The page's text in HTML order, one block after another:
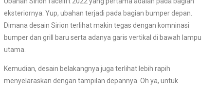
eksteriornya. Yup, ubahan terjadi pada bagian bumper depan.
Dimana desain Sirion terlihat makin tegas dengan komninasi
bumper dan grill baru serta adanya garis vertikal di bawah lampu
utama.
Kemudian, desain belakangnya juga terlihat lebih rapih
menyelaraskan dengan tampilan depannya. Oh ya, untuk